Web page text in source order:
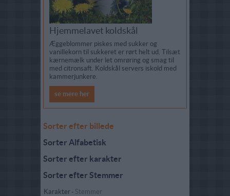
Hjemmelavet koldskål
Æggeblommer piskes med sukker og
vanillekorn til sukkeret er rørt helt ud. Tilsæt
kærnemælk under let omrøring og smag til
med citronsaft. Koldskål servers iskold med
kammerjunkere.
se mere her
Sorter efter billede
Sorter Alfabetisk
Sorter efter karakter
Sorter efter Stemmer
Karakter - Stemmer